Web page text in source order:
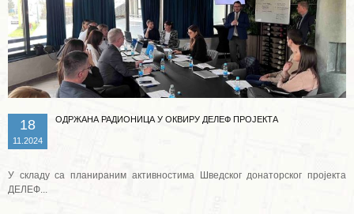
18
11.2024
ОДРЖАНА РАДИОНИЦА У ОКВИРУ ДЕЛЕФ ПРОЈЕКТА
У складу са планираним активностима Шведског донаторског пројекта
ДЕЛЕФ...